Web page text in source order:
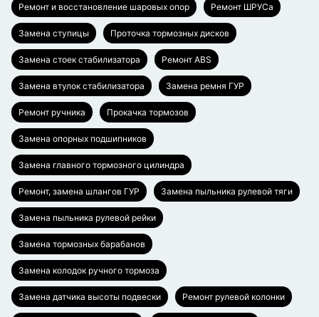
Ремонт и восстановление шаровых опор Ремонт ШРУСа
Замена ступицы Проточка тормозных дисков
Замена стоек стабилизатора Ремонт ABS
Замена втулок стабилизатора Замена ремня ГУР
Ремонт ручника Прокачка тормозов
Замена опорных подшипников
Замена главного тормозного цилиндра
Ремонт, замена шлангов ГУР Замена пыльника рулевой тяги
Замена пыльника рулевой рейки
Замена тормозных барабанов
Замена колодок ручного тормоза
Замена датчика высоты подвески Ремонт рулевой колонки